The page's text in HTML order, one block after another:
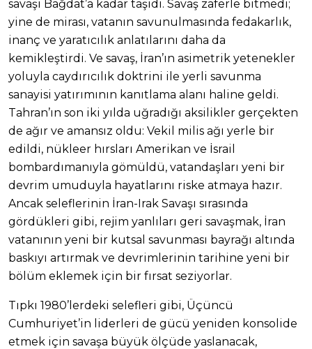
savaşı Bağdat’a kadar taşıdı. Savaş zaferle bitmedi;
yine de mirası, vatanın savunulmasında fedakarlık,
inanç ve yaratıcılık anlatılarını daha da
kemikleştirdi. Ve savaş, İran’ın asimetrik yetenekler
yoluyla caydırıcılık doktrini ile yerli savunma
sanayisi yatırımının kanıtlama alanı haline geldi.
Tahran’ın son iki yılda uğradığı aksilikler gerçekten
de ağır ve amansız oldu: Vekil milis ağı yerle bir
edildi, nükleer hırsları Amerikan ve İsrail
bombardımanıyla gömüldü, vatandaşları yeni bir
devrim umuduyla hayatlarını riske atmaya hazır.
Ancak seleflerinin İran-Irak Savaşı sırasında
gördükleri gibi, rejim yanlıları geri savaşmak, İran
vatanının yeni bir kutsal savunması bayrağı altında
baskıyı artırmak ve devrimlerinin tarihine yeni bir
bölüm eklemek için bir fırsat seziyorlar.
Tıpkı 1980’lerdeki selefleri gibi, Üçüncü
Cumhuriyet’in liderleri de gücü yeniden konsolide
etmek için savaşa büyük ölçüde yaslanacak,